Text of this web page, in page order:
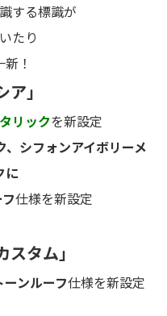
する標識が
たり
！
ア」
リックを新設定
シフォンアイボリーメ
に
仕様を新設定
スタム」
ンルーフ仕様を新設定